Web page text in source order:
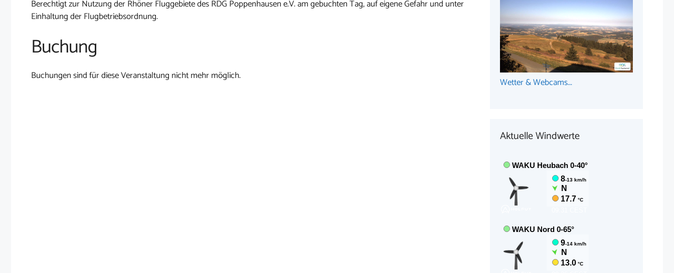
Berechtigt zur Nutzung der Rhöner Fluggebiete des RDG Poppenhausen e.V. am gebuchten Tag, auf eigene Gefahr und unter
Einhaltung der Flugbetriebsordnung.
Buchung
Buchungen sind für diese Veranstaltung nicht mehr möglich. Wetter & Webcams...
Aktuelle Windwerte